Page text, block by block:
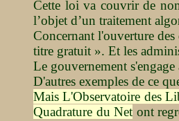
Cette loi va couvrir de
l’objet d’un traitement
Concernant l'ouverture
titre gratuit ». Et les
Le gouvernement
D'autres exemples de ce
Mais L'Observatoire des
Quadrature du Net ont